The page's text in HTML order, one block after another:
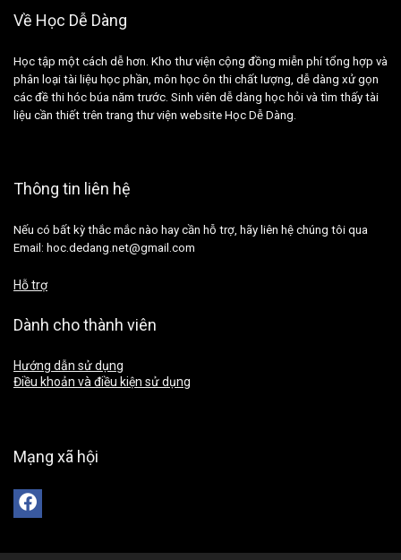
Về Học Dễ Dàng
Học tập một cách dễ hơn. Kho thư viện cộng đồng miễn phí tổng hợp và
phân loại tài liệu học phần, môn học ôn thi chất lượng, dễ dàng xử gọn
các đề thi hóc búa năm trước. Sinh viên dễ dàng học hỏi và tìm thấy tài
liệu cần thiết trên trang thư viện website Học Dễ Dàng.
Thông tin liên hệ
Nếu có bất kỳ thắc mắc nào hay cần hỗ trợ, hãy liên hệ chúng tôi qua
Email: hoc.dedang.net@gmail.com
Hỗ trợ
Dành cho thành viên
Hướng dẫn sử dụng
Điều khoản và điều kiện sử dụng
Mạng xã hội